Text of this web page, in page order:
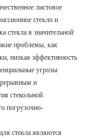
листовое
стекло и
стекла в значительной
проблемы, как
низкая эффективность
угрозы
и
стекольной
погрузочно-
стекла являются